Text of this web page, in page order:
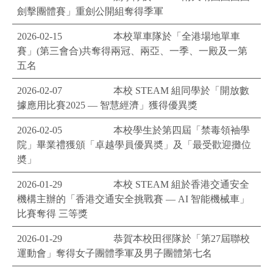
劍擊團體賽」重劍公開組奪得季軍
2026-02-15
本校單車隊於「全港場地單車
賽」(第三會合)共奪得兩冠、兩亞、一季、一殿及一第
五名
2026-02-07
本校 STEAM 組同學於「開放數
據應用比賽2025 — 智慧經濟」獲得優異獎
2026-02-05
本校學生於第四屆「禁毒領袖學
院」畢業禮獲頒「卓越學員優異奬」及「最受歡迎攤位
奬」
2026-01-29
本校 STEAM 組於香港交通安全
機構主辦的「香港交通安全挑戰賽 — AI 智能機械車」
比賽奪得 三等獎
2026-01-29
恭賀本校田徑隊於「第27屆聯校
運動會」奪得女子團體季軍及男子團體第七名